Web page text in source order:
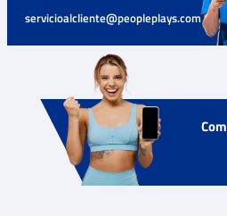
servicioalcliente@peopleplays.com